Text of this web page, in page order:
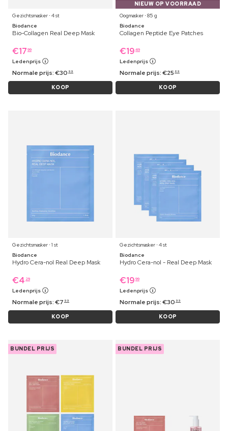
Gezichtsmasker ⋅ 4 st
Biodance
Bio-Collagen Real Deep Mask
€17 99
Ledenprijs
Normale prijs:€30 99
KOOP
NIEUW OP VOORRAAD
Oogmasker ⋅ 85 g
Biodance
Collagen Peptide Eye Patches
€19 49
Ledenprijs
Normale prijs:€25 69
KOOP
Gezichtsmasker ⋅ 1 st
Biodance
Hydro Cera-nol Real Deep Mask
€4 29
Ledenprijs
Normale prijs:€7 99
KOOP
Gezichtsmasker ⋅ 4 st
Biodance
Hydro Cera-nol - Real Deep Mask
€19 99
Ledenprijs
Normale prijs:€30 99
KOOP
BUNDEL PRIJS BUNDEL PRIJS